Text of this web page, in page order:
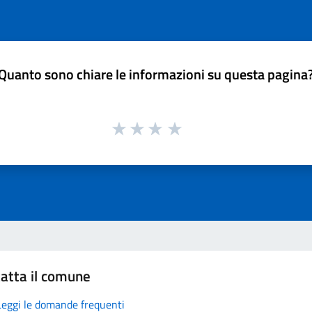
sono chiare le informazioni su questa
il comune
le domande frequenti